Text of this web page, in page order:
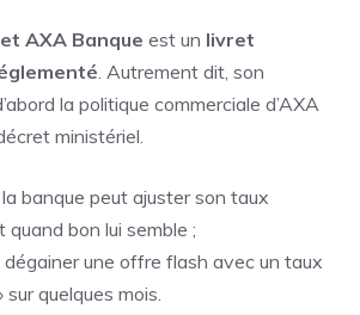
AXA Banque est un livret
. Autrement dit, son
la politique commerciale d’AXA
ministériel.
banque peut ajuster son taux
quand bon lui semble ;
une offre flash avec un taux
sur quelques mois.